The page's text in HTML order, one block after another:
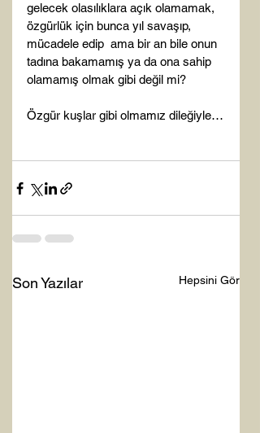
gelecek olasılıklara açık olamamak,
özgürlük için bunca yıl savaşıp,
mücadele edip  ama bir an bile onun
tadına bakamamış ya da ona sahip
olamamış olmak gibi değil mi?
Özgür kuşlar gibi olmamız dileğiyle…
Son Yazılar Hepsini Gör